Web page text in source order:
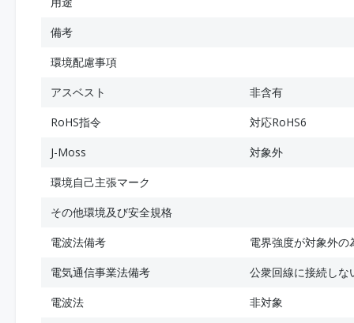
備考
環境配慮事項
アスベスト
非含有
RoHS指令
対応RoHS6
J-Moss
対象外
環境自己主張マーク
その他環境及び安全規格
電波法備考
電界強度が対象外の
電気通信事業法備考
公衆回線に接続しな
電波法
非対象